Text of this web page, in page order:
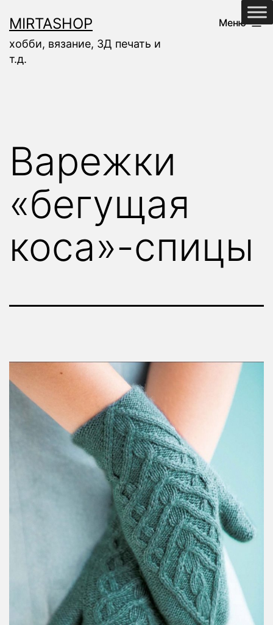
содержимому
MIRTASHOP
хобби, вязание, 3Д печать и
т.д.
Меню
Варежки
«бегущая
коса»-спицы